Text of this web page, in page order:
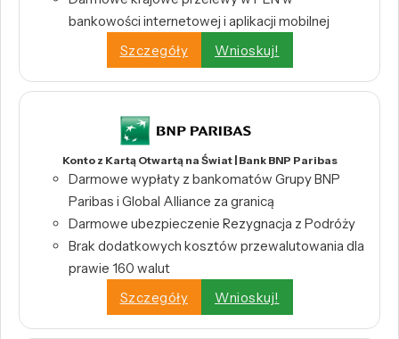
bankowości internetowej i aplikacji mobilnej
Szczegóły
Wnioskuj!
Konto z Kartą Otwartą na Świat | Bank BNP Paribas
Darmowe wypłaty z bankomatów Grupy BNP
Paribas i Global Alliance za granicą
Darmowe ubezpieczenie Rezygnacja z Podróży
Brak dodatkowych kosztów przewalutowania dla
prawie 160 walut
Szczegóły
Wnioskuj!